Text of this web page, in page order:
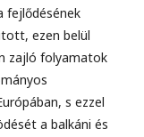
fejlődésének
ezen belül
zajló folyamatok
s ezzel
a balkáni és